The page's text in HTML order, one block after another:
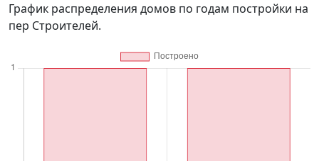
График распределения домов по годам постройки на
пер Строителей.